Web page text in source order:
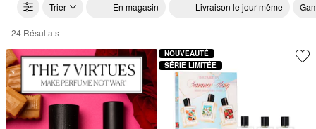
Trier En magasin Livraison le jour même
The 7 Virtues
24 Résultats
NOUVEAUTÉ
SÉRIE LIMITÉE